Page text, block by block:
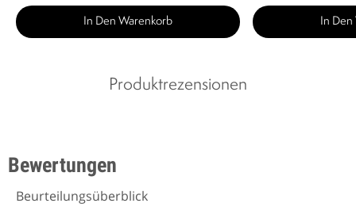
In Den Warenkorb In
Produktrezensionen